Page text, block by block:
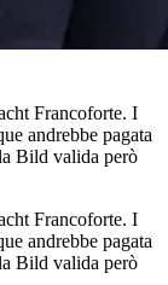
Francoforte. I
andrebbe pagata
Bild valida però
Francoforte. I
andrebbe pagata
Bild valida però